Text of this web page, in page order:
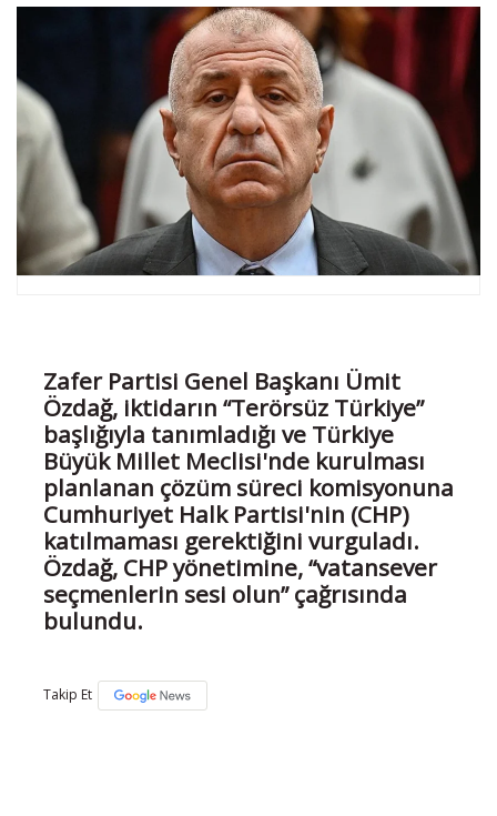
Zafer Partisi Genel Başkanı Ümit
Özdağ, iktidarın “Terörsüz Türkiye”
başlığıyla tanımladığı ve Türkiye
Büyük Millet Meclisi'nde kurulması
planlanan çözüm süreci komisyonuna
Cumhuriyet Halk Partisi'nin (CHP)
katılmaması gerektiğini vurguladı.
Özdağ, CHP yönetimine, “vatansever
seçmenlerin sesi olun” çağrısında
bulundu.
Takip Et